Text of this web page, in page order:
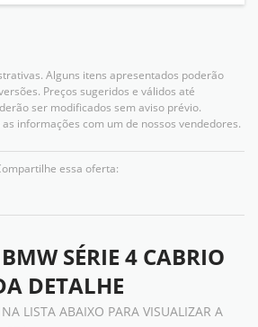
Alguns itens apresentados poderão
Preços sugeridos e válidos até
ser modificados sem aviso prévio.
informações com um de nossos vendedores.
essa oferta:
BMW SÉRIE 4 CABRIO
DETALHE
LISTA ABAIXO PARA VISUALIZAR A